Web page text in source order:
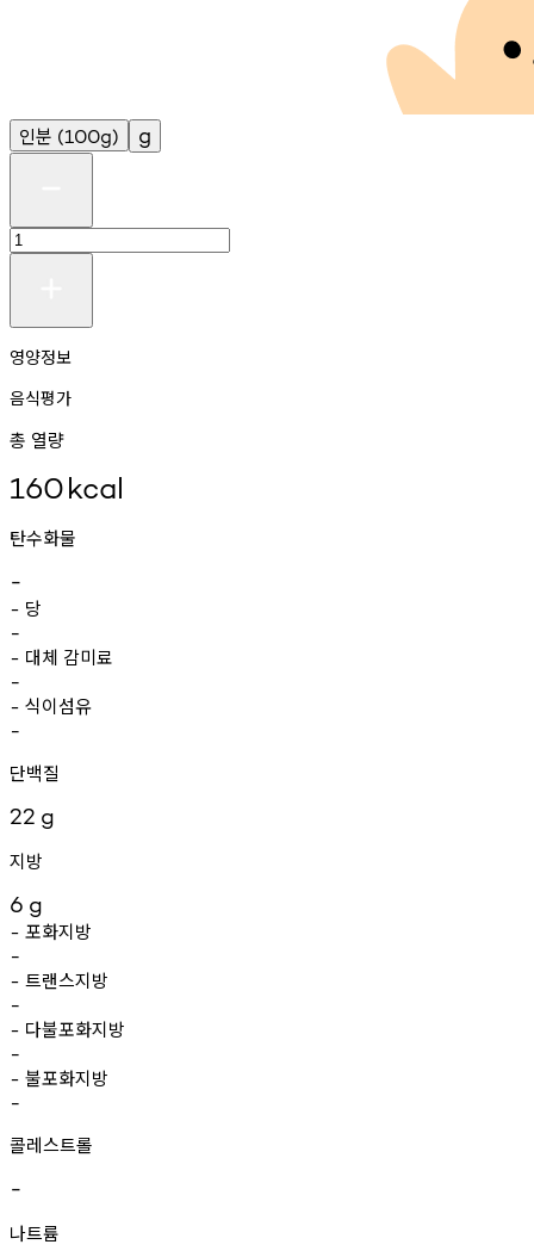
인분 (100g) g
영양정보
음식평가
총 열량
160kcal
탄수화물
-
- 당
-
- 대체 감미료
-
- 식이섬유
-
단백질
22 g
지방
6 g
- 포화지방
-
- 트랜스지방
-
- 다불포화지방
-
- 불포화지방
-
콜레스트롤
-
나트륨